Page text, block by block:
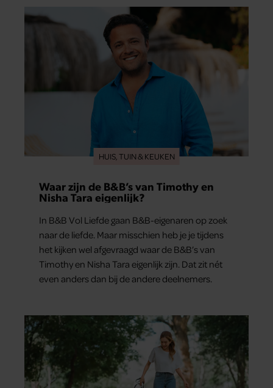
HUIS, TUIN & KEUKEN
Waar zijn de B&B’s van Timothy en
Nisha Tara eigenlijk?
In B&B Vol Liefde gaan B&B-eigenaren op zoek
naar de liefde. Maar misschien heb je je tijdens
het kijken wel afgevraagd waar de B&B’s van
Timothy en Nisha Tara eigenlijk zijn. Dat zit nét
even anders dan bij de andere deelnemers.